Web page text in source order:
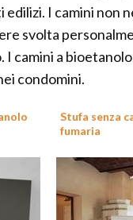
I camini non
svolta
camini a
condomini.
Stufa senza
fumaria